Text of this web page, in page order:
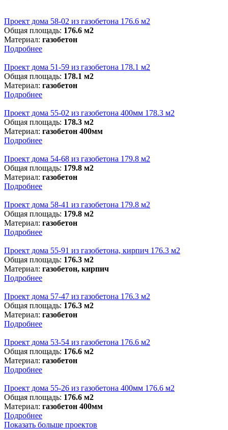
Проект дома 58-02 из газобетона 176.6 м2
Общая площадь: 176.6 м2
Материал: газобетон
Подробнее
Проект дома 51-59 из газобетона 178.1 м2
Общая площадь: 178.1 м2
Материал: газобетон
Подробнее
Проект дома 55-02 из газобетона 400мм 178.3 м2
Общая площадь: 178.3 м2
Материал: газобетон 400мм
Подробнее
Проект дома 54-68 из газобетона 179.8 м2
Общая площадь: 179.8 м2
Материал: газобетон
Подробнее
Проект дома 58-41 из газобетона 179.8 м2
Общая площадь: 179.8 м2
Материал: газобетон
Подробнее
Проект дома 55-91 из газобетона, кирпич 176.3 м2
Общая площадь: 176.3 м2
Материал: газобетон, кирпич
Подробнее
Проект дома 57-47 из газобетона 176.3 м2
Общая площадь: 176.3 м2
Материал: газобетон
Подробнее
Проект дома 53-54 из газобетона 176.6 м2
Общая площадь: 176.6 м2
Материал: газобетон
Подробнее
Проект дома 55-26 из газобетона 400мм 176.6 м2
Общая площадь: 176.6 м2
Материал: газобетон 400мм
Подробнее
Показать больше проектов